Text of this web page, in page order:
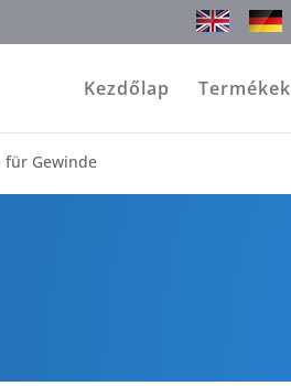
Kezdőlap Termékek
für Gewinde